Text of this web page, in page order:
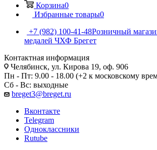
Корзина0
Избранные товары0
+7 (982) 100-41-48Розничный
медалей ЧХФ Брегет
Контактная информация
Челябинск, ул. Кирова 19, оф. 906
Пн - Пт: 9.00 - 18.00 (+2 к московскому
Сб - Вс: выходные
breget3@breget.ru
Вконтакте
Telegram
Одноклассники
Rutube